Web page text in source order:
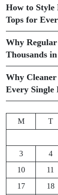
How to Style
Tops for
Why Regular
Thousands
Why
Every Single
M T
3
4
10
11
17
18